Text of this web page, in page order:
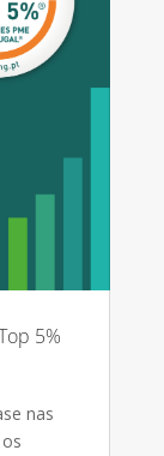
5%
nas